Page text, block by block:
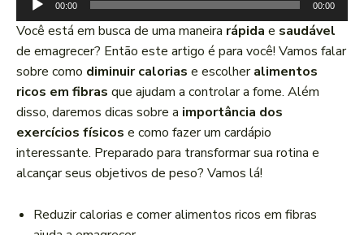
o
c
a
d
o
r
d
e
á
d
00:00 00:00
Você está em busca de uma maneira rápida e saudável
de emagrecer? Então este artigo é para você! Vamos falar
sobre como diminuir calorias e escolheralimentos
ricos em fibras que ajudam a controlar a fome. Além
disso, daremos dicas sobre a importância dos
exercícios físicos e como fazer um cardápio
interessante. Preparado para transformar sua rotina e
alcançar seus objetivos de peso? Vamos lá!
Reduzir calorias e comer alimentos ricos em fibras